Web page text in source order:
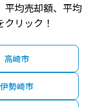
平均売却額、平均
リック！
高崎市
伊勢崎市